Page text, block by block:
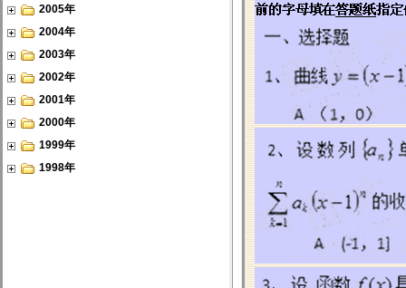
2005年
2004年
2003年
2002年
2001年
2000年
1999年
1998年